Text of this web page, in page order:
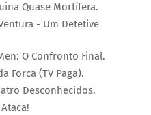
Quase Mortífera.
- Um Detetive
O Confronto Final.
Forca (TV Paga).
Desconhecidos.